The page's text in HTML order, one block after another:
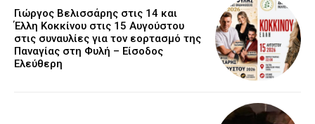
Γιώργος Βελισσάρης στις 14 και
Έλλη Κοκκίνου στις 15 Αυγούστου
στις συναυλίες για τον εορτασμό της
Παναγίας στη Φυλή – Είσοδος
Ελεύθερη